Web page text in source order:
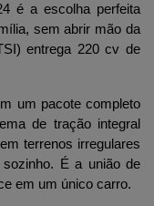
é a escolha perfeita
sem abrir mão da
entrega 220 cv de
um pacote completo
de tração integral
terrenos irregulares
É a união de
em um único carro.